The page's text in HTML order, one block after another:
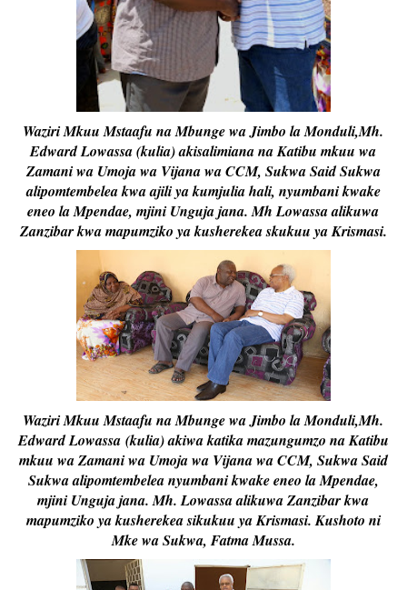
Waziri Mkuu Mstaafu na Mbunge wa Jimbo la Monduli,Mh.
Edward Lowassa (kulia) akisalimiana na Katibu mkuu wa
Zamani wa Umoja wa Vijana wa CCM, Sukwa Said Sukwa
alipomtembelea kwa ajili ya kumjulia hali, nyumbani kwake
eneo la Mpendae, mjini Unguja jana. Mh Lowassa alikuwa
Zanzibar kwa mapumziko ya kusherekea skukuu ya Krismasi.
Waziri Mkuu Mstaafu na Mbunge wa Jimbo la Monduli,Mh.
Edward Lowassa (kulia) akiwa katika mazungumzo na Katibu
mkuu wa Zamani wa Umoja wa Vijana wa CCM, Sukwa Said
Sukwa alipomtembelea nyumbani kwake eneo la Mpendae,
mjini Unguja jana. Mh. Lowassa alikuwa Zanzibar kwa
mapumziko ya kusherekea sikukuu ya Krismasi. Kushoto ni
Mke wa Sukwa, Fatma Mussa.